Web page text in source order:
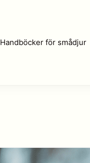
Handböcker för smådjur